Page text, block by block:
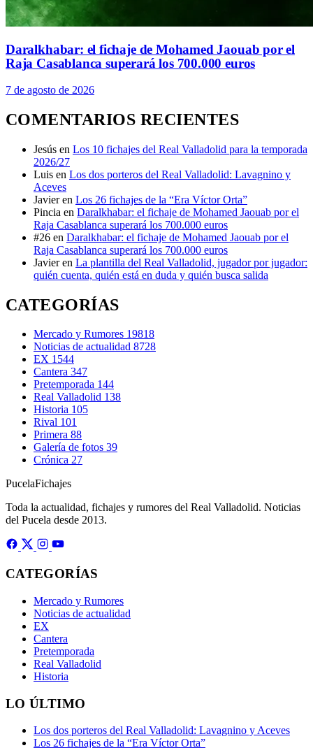
Daralkhabar: el fichaje de Mohamed Jaouab por el
Raja Casablanca superará los 700.000 euros
7 de agosto de 2026
COMENTARIOS RECIENTES
Jesús en Los 10 fichajes del Real Valladolid para la temporada
2026/27
Luis en Los dos porteros del Real Valladolid: Lavagnino y
Aceves
Javier en Los 26 fichajes de la “Era Víctor Orta”
Pincia en Daralkhabar: el fichaje de Mohamed Jaouab por el
Raja Casablanca superará los 700.000 euros
#26 en Daralkhabar: el fichaje de Mohamed Jaouab por el
Raja Casablanca superará los 700.000 euros
Javier en La plantilla del Real Valladolid, jugador por jugador:
quién cuenta, quién está en duda y quién busca salida
CATEGORÍAS
Mercado y Rumores 19818
Noticias de actualidad 8728
EX 1544
Cantera 347
Pretemporada 144
Real Valladolid 138
Historia 105
Rival 101
Primera 88
Galería de fotos 39
Crónica 27
PucelaFichajes
Toda la actualidad, fichajes y rumores del Real Valladolid. Noticias
del Pucela desde 2013.
CATEGORÍAS
Mercado y Rumores
Noticias de actualidad
EX
Cantera
Pretemporada
Real Valladolid
Historia
LO ÚLTIMO
Los dos porteros del Real Valladolid: Lavagnino y Aceves
Los 26 fichajes de la “Era Víctor Orta”